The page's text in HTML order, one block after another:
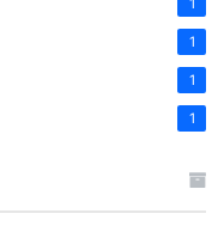
1
1
1
1